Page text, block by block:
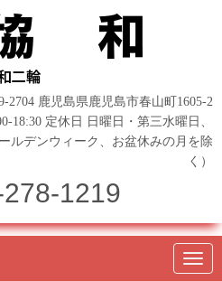
2704 鹿児島県鹿児島市春山町1605-2
18:30 定休日 日曜日・第三水曜日、
ルデンウィーク、お盆休みの月を除
く）
1219
N
a